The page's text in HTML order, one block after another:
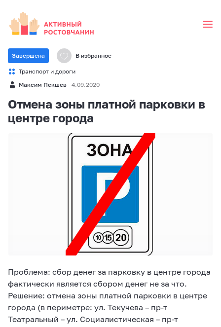
Завершена В избранное
Транспорт и дороги
Максим Пекшев
4.09.2020
Отмена зоны платной парковки в
центре города
Проблема: сбор денег за парковку в центре города
фактически является сбором денег не за что.
Решение: отмена зоны платной парковки в центре
города (в периметре: ул. Текучева – пр-т
Театральный – ул. Социалистическая – пр-т